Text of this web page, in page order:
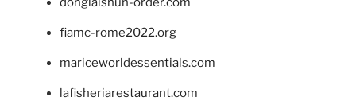
fiamc-rome2022.org
mariceworldessentials.com
lafisheriarestaurant.com